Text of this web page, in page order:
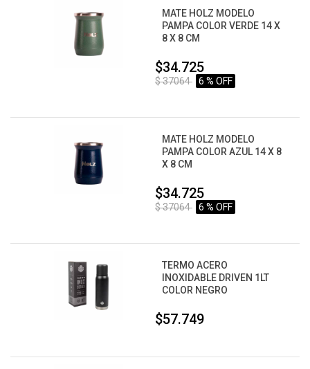
MATE HOLZ MODELO
PAMPA COLOR VERDE 14 X
8 X 8 CM
$34.725
$ 37064 6 % OFF
MATE HOLZ MODELO
PAMPA COLOR AZUL 14 X 8
X 8 CM
$34.725
$ 37064 6 % OFF
TERMO ACERO
INOXIDABLE DRIVEN 1LT
COLOR NEGRO
$57.749